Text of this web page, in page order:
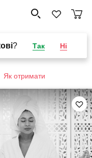
? Так Ні
Як отримати